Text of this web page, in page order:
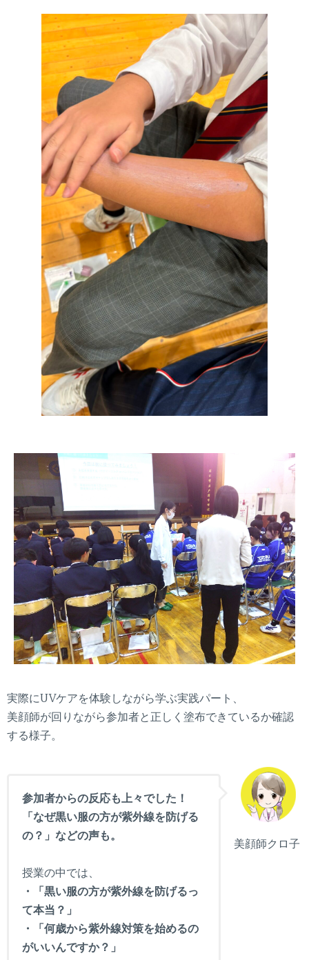
実際にUVケアを体験しながら学ぶ実践パート、
美顔師が回りながら参加者と正しく塗布できているか確認
する様子。
美顔師クロ子
参加者からの反応も上々でした！
「なぜ黒い服の方が紫外線を防げる
の？」などの声も。
授業の中では、
・「黒い服の方が紫外線を防げるっ
て本当？」
・「何歳から紫外線対策を始めるの
がいいんですか？」